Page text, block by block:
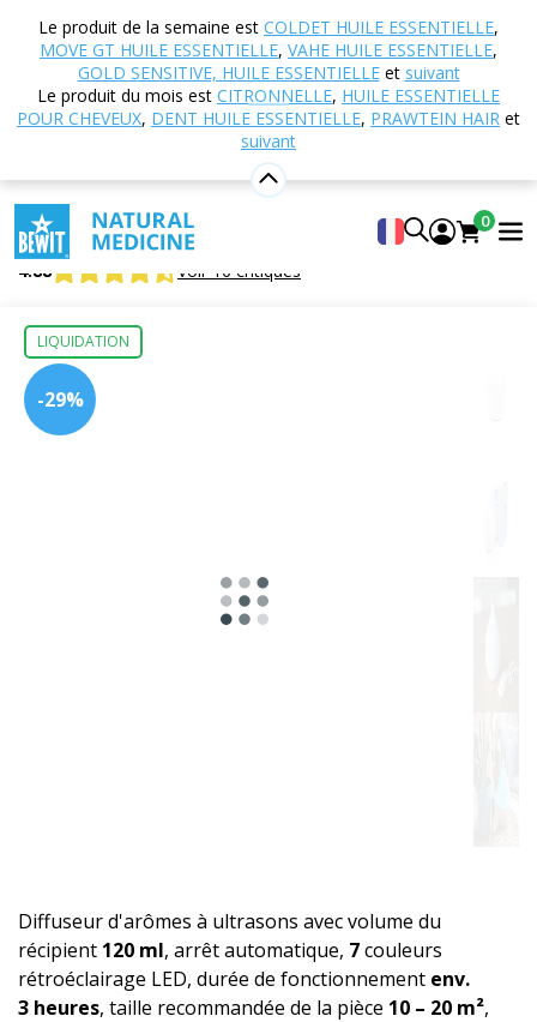
Le produit de la semaine est COLDET HUILE ESSENTIELLE,
MOVE GT HUILE ESSENTIELLE, VAHE HUILE ESSENTIELLE,
GOLD SENSITIVE, HUILE ESSENTIELLEet suivant
Le produit du mois est CITRONNELLE, HUILE ESSENTIELLE
POUR CHEVEUX, DENT HUILE ESSENTIELLE, PRAWTEIN HAIR et
suivant
0
Boutique en ligne
Diffuseurs et diffuseurs d'arômes
Ultrasonique
Diffuseur d'arômes Ami
Diffuseur d'arômes Ami
Diffuseur ultrasonique
Aroma diffuzer Friend
4.88 Voir 16 critiques
LIQUIDATION
-29%
Diffuseur d'arômes à ultrasons avec volume du
récipient 120 ml, arrêt automatique, 7couleurs
rétroéclairage LED, durée de fonctionnement env.
3 heures, taille recommandée de la pièce 10 – 20 m²,